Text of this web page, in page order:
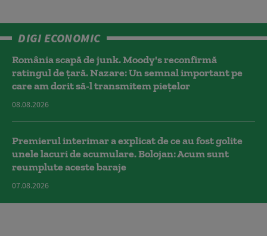
DIGI ECONOMIC
România scapă de junk. Moody's reconfirmă
ratingul de țară. Nazare: Un semnal important pe
care am dorit să-l transmitem piețelor
08.08.2026
Premierul interimar a explicat de ce au fost golite
unele lacuri de acumulare. Bolojan: Acum sunt
reumplute aceste baraje
07.08.2026